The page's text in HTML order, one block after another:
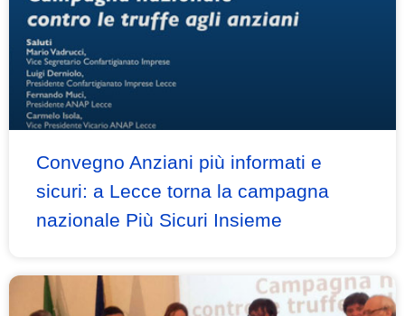
Convegno Anziani più informati e
sicuri: a Lecce torna la campagna
nazionale Più Sicuri Insieme